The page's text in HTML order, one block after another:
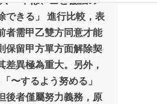
できる」 進行比較，表
者需甲乙雙方同意才能
保留甲方單方面解除契
差異極為重大。另外，
〜するよう努める」
後者僅屬努力義務，原